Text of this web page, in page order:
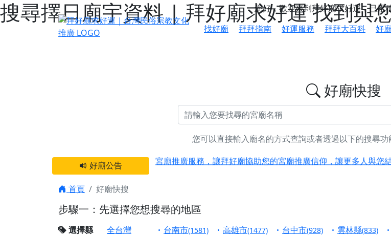
搜尋擇日廟宇資料 | 拜好廟求好運 找到與
您好，歡迎來到拜好廟求好運，已累
找好廟
拜拜指南 好運服務 拜拜大百科 好
好廟快搜
您可以直接輸入廟名的方式查詢或者透過以下的搜尋功
好廟公告
感謝 【新竹縣新豐鄉 池和宮】 贊助支持我們推廣台灣民俗宗教文
宮廟推廣服務，讓拜好廟協助您的宮廟推廣信仰，讓更多人與您
【屏東縣獅子鄉 楓港清華山聖天宮】驪山母娘聖誕暨中元普渡
終追遠、廣植福田
首頁 好廟快搜
步驟一：先選擇您想搜尋的地區
選擇縣
全台灣 台南市(1581) 高雄市(1477) 台中市(928) 雲林縣(833)